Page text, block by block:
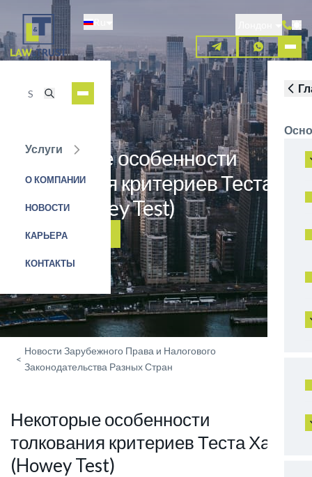
основному
содержанию
Услуги
О КОМПАНИИ
НОВОСТИ
КАРЬЕРА
КОНТАКТЫ
Некоторые особенности
толкования критериев Теста
Хауи (Howey Test)
ЗАЯВКА НА УСЛУГУ
<
Новости Зарубежного Права и Налогового
Законодательства Разных Стран
Некоторые особенности
толкования критериев Теста Хауи
(Howey Test)